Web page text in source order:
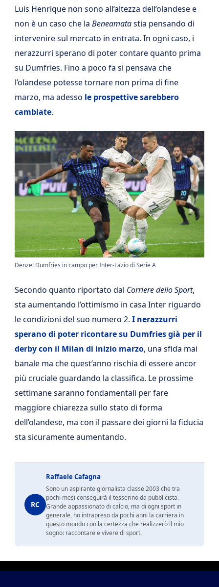
Luis Henrique non sono all’altezza dell’olandese e
non è un caso che la Beneamatastia pensando di
intervenire sul mercato in entrata. In ogni caso, i
nerazzurri sperano di poter contare quanto prima
su Dumfries. Fino a poco fa si pensava che
l’olandese potesse tornare non prima di fine
marzo, ma adesso le prospettive sarebbero
cambiate.
Denzel Dumfries in campo per Inter-Lazio di Serie A
Secondo quanto riportato dal Corriere dello Sport,
sta aumentando l’ottimismo in casa Inter riguardo
le condizioni del suo numero 2. I nerazzurri
sperano di poter ricontare su Dumfries già per il
derby con il Milan di inizio marzo, una sfida mai
banale ma che quest’anno rischia di essere ancor
più cruciale guardando la classifica. Le prossime
settimane saranno fondamentali per fare
maggiore chiarezza sullo stato di forma
dell’olandese, ma con il passare dei giorni la fiducia
sta sicuramente aumentando.
RC
Raffaele Cafagna
Sono un aspirante giornalista classe 2003 che tra
pochi mesi conseguirà il tesserino da pubblicista.
Grande appassionato di calcio, ma di ogni sport in
generale, ho intrapreso da pochi anni la carriera in
questo mondo con la certezza che realizzerò il mio
sogno: raccontare e vivere di sport.